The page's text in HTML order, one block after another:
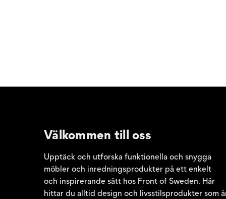
Välkommen till oss
Upptäck och utforska funktionella och snygga
möbler och inredningsprodukter på ett enkelt
och inspirerande sätt hos Front of Sweden. Här
hittar du alltid design och livsstilsprodukter som